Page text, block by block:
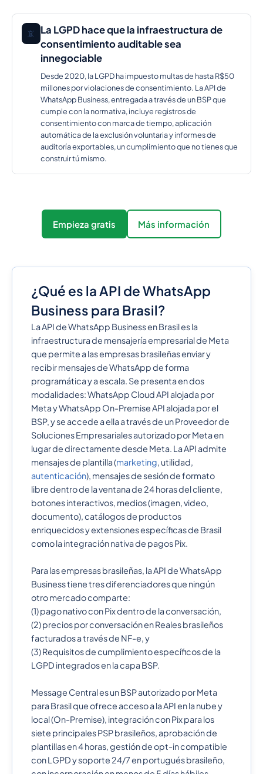
📵 La LGPD hace que la infraestructura de
consentimiento auditable sea
innegociable
Desde 2020, la LGPD ha impuesto multas de hasta R$50
millones por violaciones de consentimiento. La API de
WhatsApp Business, entregada a través de un BSP que
cumple con la normativa, incluye registros de
consentimiento con marca de tiempo, aplicación
automática de la exclusión voluntaria y informes de
auditoría exportables, un cumplimiento que no tienes que
construir tú mismo.
Empieza gratis Más información
¿Qué es la API de WhatsApp
Business para Brasil?
La API de WhatsApp Business en Brasil es la
infraestructura de mensajería empresarial de Meta
que permite a las empresas brasileñas enviar y
recibir mensajes de WhatsApp de forma
programática y a escala. Se presenta en dos
modalidades: WhatsApp Cloud API alojada por
Meta y WhatsApp On-Premise API alojada por el
BSP, y se accede a ella a través de un Proveedor de
Soluciones Empresariales autorizado por Meta en
lugar de directamente desde Meta. La API admite
mensajes de plantilla (marketing, utilidad,
autenticación), mensajes de sesión de formato
libre dentro de la ventana de 24 horas del cliente,
botones interactivos, medios (imagen, video,
documento), catálogos de productos
enriquecidos y extensiones específicas de Brasil
como la integración nativa de pagos Pix.
Para las empresas brasileñas, la API de WhatsApp
Business tiene tres diferenciadores que ningún
otro mercado comparte:
(1) pago nativo con Pix dentro de la conversación,
(2) precios por conversación en Reales brasileños
facturados a través de NF-e, y
(3) Requisitos de cumplimiento específicos de la
LGPD integrados en la capa BSP.
Message Central es un BSP autorizado por Meta
para Brasil que ofrece acceso a la API en la nube y
local (On-Premise), integración con Pix para los
siete principales PSP brasileños, aprobación de
plantillas en 4 horas, gestión de opt-in compatible
con LGPD y soporte 24/7 en portugués brasileño,